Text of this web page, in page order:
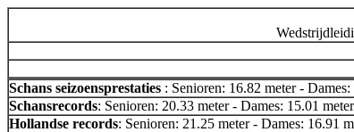
Schans seizoensprestaties : Senioren: 16.82 meter -
Schansrecords: Senioren: 20.33 meter - Dames: 15.01
Hollandse records: Senioren: 21.25 meter - Dames: 16.91